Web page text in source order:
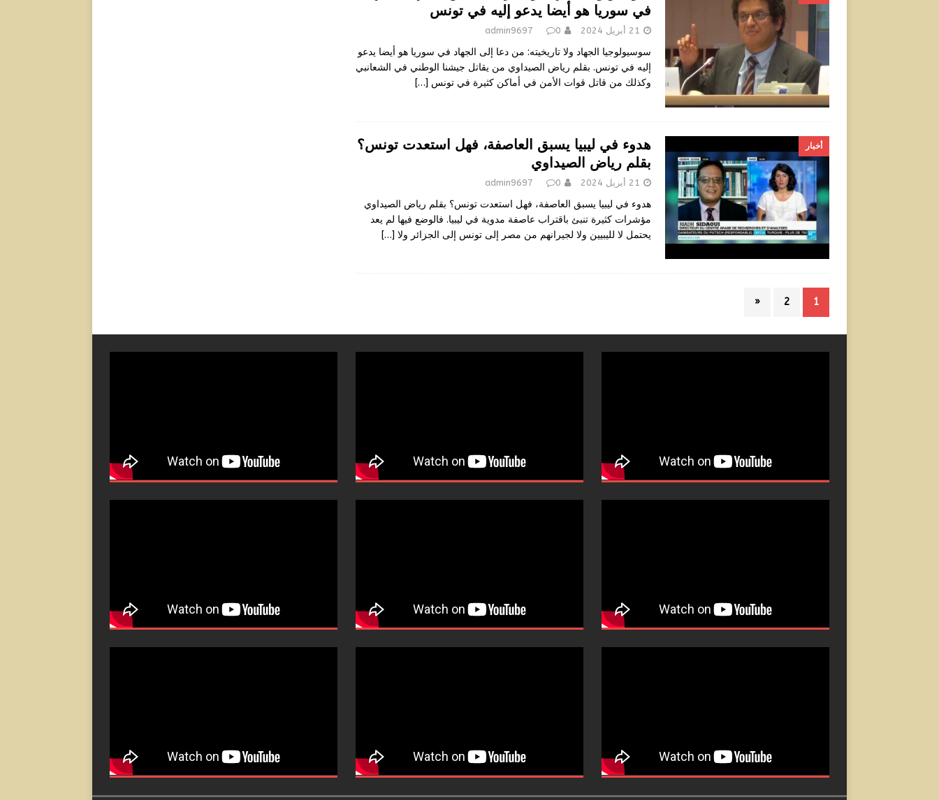
في سوريا هو أيضا يدعو إليه في تونس
21 أبريل 2024 admin9697 0
سوسيولوجيا الجهاد ولا تاريخيته: من دعا إلى الجهاد في سوريا هو أيضا يدعو
إليه في تونس. بقلم رياض الصيداوي من يقاتل جيشنا الوطني في الشعانبي
وكذلك من قاتل قوات الأمن في أماكن كثيرة في تونس […]
أخبار
هدوء في ليبيا يسبق العاصفة، فهل استعدت تونس؟
بقلم رياض الصيداوي
21 أبريل 2024 admin9697 0
هدوء في ليبيا يسبق العاصفة، فهل استعدت تونس؟ بقلم رياض الصيداوي
مؤشرات كثيرة تنبئ باقتراب عاصفة مدوية في ليبيا. فالوضع فيها لم يعد
يحتمل لا لليبيين ولا لجيرانهم من مصر إلى تونس إلى الجزائر ولا […]
1
2
«